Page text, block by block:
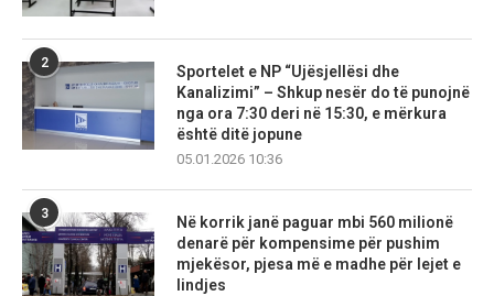
2
Sportelet e NP “Ujësjellësi dhe
Kanalizimi” – Shkup nesër do të punojnë
nga ora 7:30 deri në 15:30, e mërkura
është ditë jopune
05.01.2026 10:36
3
Në korrik janë paguar mbi 560 milionë
denarë për kompensime për pushim
mjekësor, pjesa më e madhe për lejet e
lindjes